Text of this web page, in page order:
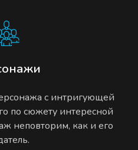
с интригующей
по сюжету интересной
неповторим, как и его